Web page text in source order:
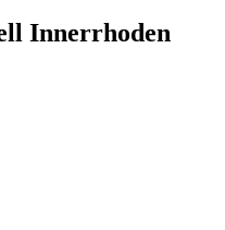
Innerrhoden